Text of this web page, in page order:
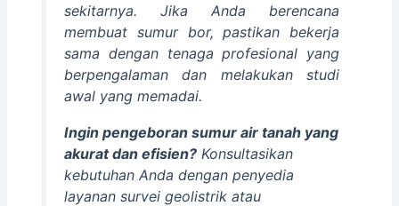
sekitarnya. Jika Anda berencana
membuat sumur bor, pastikan bekerja
sama dengan tenaga profesional yang
berpengalaman dan melakukan studi
awal yang memadai.
Ingin pengeboran sumur air tanah yang
akurat dan efisien?Konsultasikan
kebutuhan Anda dengan penyedia
layanan survei geolistrik atau